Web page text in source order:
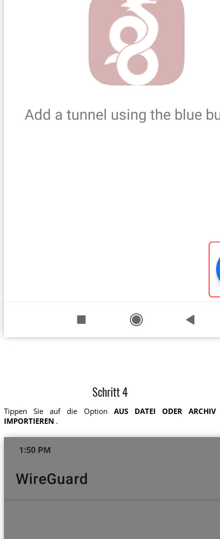
Schritt 4
Tippen Sie auf die Option AUS DATEI ODER ARCHIV
IMPORTIEREN .